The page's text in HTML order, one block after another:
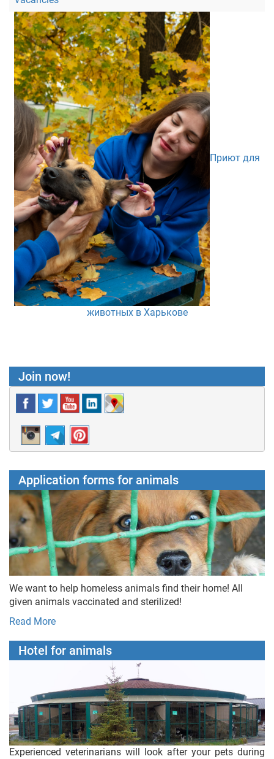
Приют для
животных в Харькове
Join now!
Application forms for animals
We want to help homeless animals find their home! All
given animals vaccinated and sterilized!
Read More
Hotel for animals
Experienced veterinarians will look after your pets during